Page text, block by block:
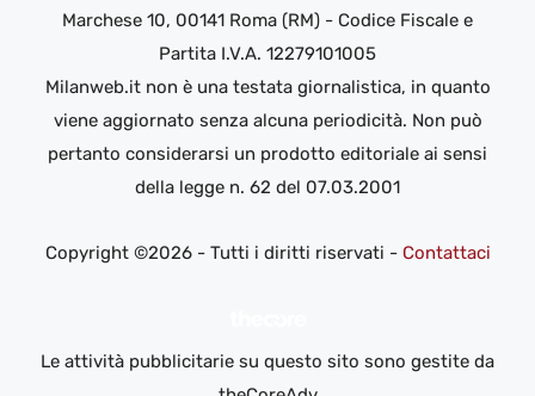
Marchese 10, 00141 Roma (RM) - Codice Fiscale e
Partita I.V.A. 12279101005
Milanweb.it non è una testata giornalistica, in quanto
viene aggiornato senza alcuna periodicità. Non può
pertanto considerarsi un prodotto editoriale ai sensi
della legge n. 62 del 07.03.2001
Copyright ©2026 - Tutti i diritti riservati - Contattaci
Le attività pubblicitarie su questo sito sono gestite da